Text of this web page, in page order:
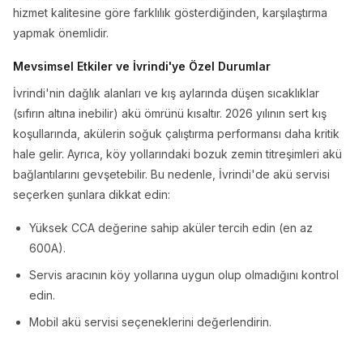
hizmet kalitesine göre farklılık gösterdiğinden, karşılaştırma
yapmak önemlidir.
Mevsimsel Etkiler ve İvrindi'ye Özel Durumlar
İvrindi'nin dağlık alanları ve kış aylarında düşen sıcaklıklar
(sıfırın altına inebilir) akü ömrünü kısaltır. 2026 yılının sert kış
koşullarında, akülerin soğuk çalıştırma performansı daha kritik
hale gelir. Ayrıca, köy yollarındaki bozuk zemin titreşimleri akü
bağlantılarını gevşetebilir. Bu nedenle, İvrindi'de akü servisi
seçerken şunlara dikkat edin:
Yüksek CCA değerine sahip aküler tercih edin (en az
600A).
Servis aracının köy yollarına uygun olup olmadığını kontrol
edin.
Mobil akü servisi seçeneklerini değerlendirin.